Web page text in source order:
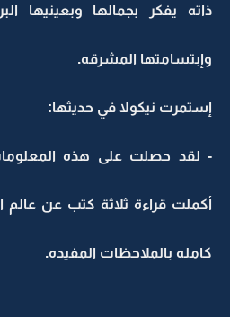
ذاته يفكر بجمالها وبعينيها
وإبتسامتها المشرقه.
إستمرت نيكولا في حديثها:
- لقد حصلت على هذه
أكملت قراءة ثلاثة كتب عن عالم
كامله بالملاحظات المفيده.